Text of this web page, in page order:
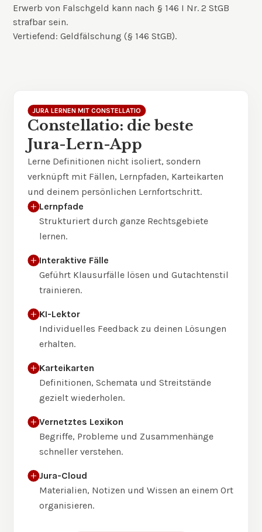
Erwerb von Falschgeld kann nach § 146 I Nr. 2 StGB
strafbar sein.
Vertiefend:Geldfälschung (§ 146 StGB).
JURA LERNEN MIT CONSTELLATIO
Constellatio: die beste
Jura-Lern-App
Lerne Definitionen nicht isoliert, sondern
verknüpft mit Fällen, Lernpfaden, Karteikarten
und deinem persönlichen Lernfortschritt.
Lernpfade
Strukturiert durch ganze Rechtsgebiete
lernen.
Interaktive Fälle
Geführt Klausurfälle lösen und Gutachtenstil
trainieren.
KI-Lektor
Individuelles Feedback zu deinen Lösungen
erhalten.
Karteikarten
Definitionen, Schemata und Streitstände
gezielt wiederholen.
Vernetztes Lexikon
Begriffe, Probleme und Zusammenhänge
schneller verstehen.
Jura-Cloud
Materialien, Notizen und Wissen an einem Ort
organisieren.